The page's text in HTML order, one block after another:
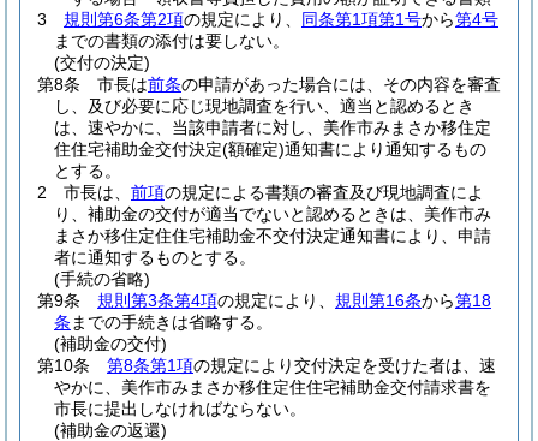
3
規則第6条第2項の規定により、 同条第1項第1号から第4号
までの書類の添付は要しない。
(交付の決定)
第8条
市長は前条の申請があった場合には、その内容を審査
し、及び必要に応じ現地調査を行い、適当と認めるとき
は、速やかに、当該申請者に対し、美作市みまさか移住定
住住宅補助金交付決定(額確定)通知書により通知するもの
とする。
2
市長は、 前項の規定による書類の審査及び現地調査によ
り、補助金の交付が適当でないと認めるときは、美作市み
まさか移住定住住宅補助金不交付決定通知書により、申請
者に通知するものとする。
(手続の省略)
第9条
規則第3条第4項の規定により、 規則第16条から第18
条 までの手続きは省略する。
(補助金の交付)
第10条
第8条第1項の規定により交付決定を受けた者は、速
やかに、美作市みまさか移住定住住宅補助金交付請求書を
市長に提出しなければならない。
(補助金の返還)